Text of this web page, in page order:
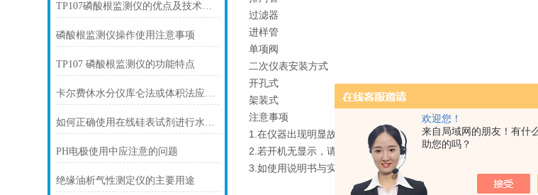
欢迎您！
来自局域网的朋友！有什
助您的吗？
TP107磷酸根监测仪的优点及技术指标
磷酸根监测仪操作使用注意事项
TP107 磷酸根监测仪的功能特点
卡尔费休水分仪库仑法或体积法应该使用哪个比较好？
如何正确使用在线硅表试剂进行水质分析？
PH电极使用中应注意的问题
绝缘油析气性测定仪的主要用途
过滤器
进样管
单项阀
二次仪表安装方式
开孔式
架装式
注意事项
1.在仪器出现明显故障时，用户不要自行打开修理，请及时与厂家
2.若开机无显示，请检查电源线是否接好。
3.如使用说明书与实际操作有差异时以仪器为准。